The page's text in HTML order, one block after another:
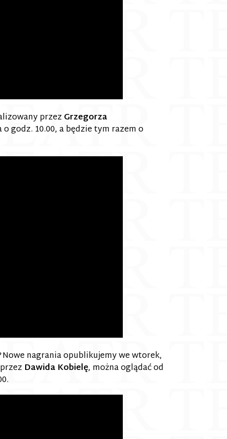
przez Grzegorza
godz. 10.00, a będzie tym razem o
Nowe nagrania opublikujemy we wtorek,
Dawida Kobielę, można oglądać od